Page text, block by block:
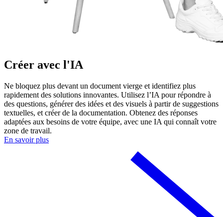
Créer avec l'IA
Ne bloquez plus devant un document vierge et identifiez plus
rapidement des solutions innovantes. Utilisez l’IA pour répondre à
des questions, générer des idées et des visuels à partir de suggestions
textuelles, et créer de la documentation. Obtenez des réponses
adaptées aux besoins de votre équipe, avec une IA qui connaît votre
zone de travail.
En savoir plus